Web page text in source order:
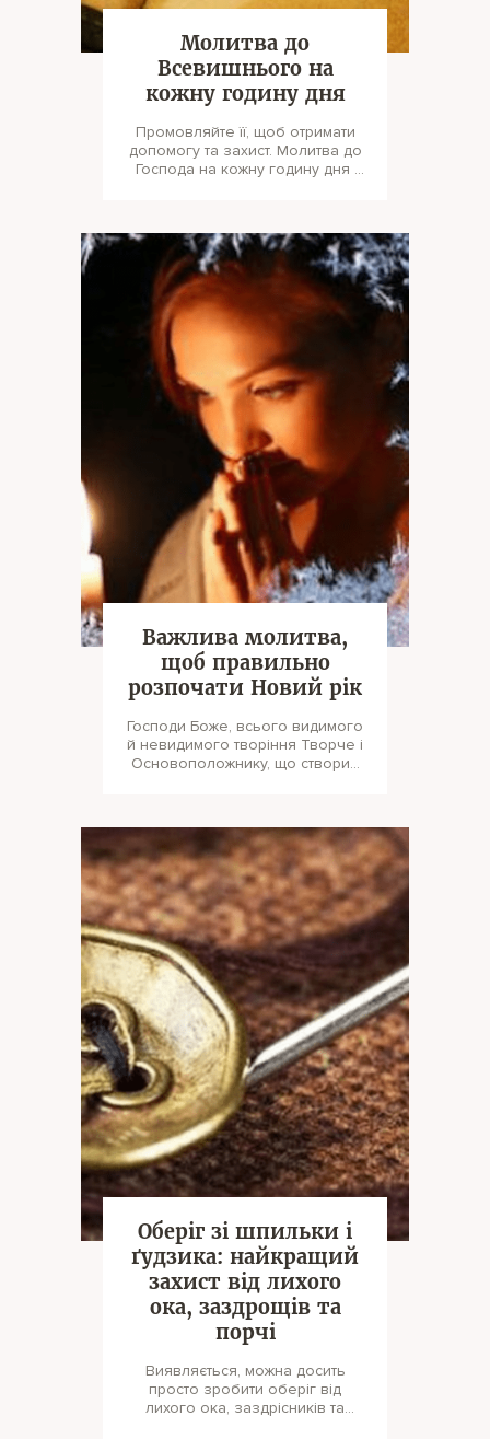
Молитва до
Всевишнього на
кожну годину дня
Промовляйте її, щоб отримати
допомогу та захист. Молитва до
Господа на кожну годину дня
Вaжлива молитва,
щоб правильно
розпочати Новий рік
Господи Боже, всього видимого
й невидимого творіння Творче і
Основоположнику, що створив
Оберіг зі шпильки і
ґудзика: найкращий
захист від лихого
ока, заздрощів та
порчі
Виявляється, можна досить
просто зробити оберіг від
лихого ока, заздрісників та